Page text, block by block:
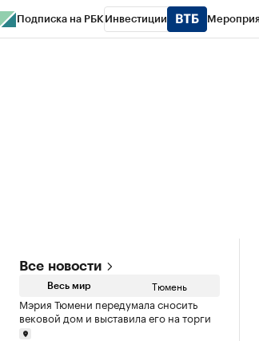
Подписка на РБК Инвестиции
Все новости
Весь мир Тюмень
Мэрия Тюмени передумала сносить
вековой дом и выставила его на торги